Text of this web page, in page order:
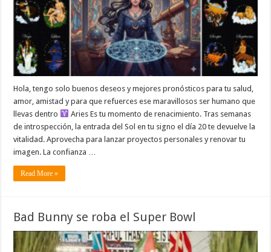
Hola, tengo solo buenos deseos y mejores pronósticos para tu salud,
amor, amistad y para que refuerces ese maravillosos ser humano que
llevas dentro
Aries Es tu momento de renacimiento. Tras semanas
de introspección, la entrada del Sol en tu signo el día 20 te devuelve la
vitalidad. Aprovecha para lanzar proyectos personales y renovar tu
imagen. La confianza …
Read More »
Bad Bunny se roba el Super Bowl